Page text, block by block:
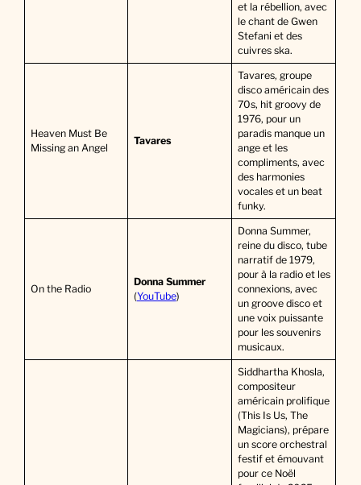
et la rébellion, avec
le chant de Gwen
Stefani et des
cuivres ska.
Heaven Must Be
Missing an Angel
Tavares
Tavares, groupe
disco américain des
70s, hit groovy de
1976, pour un
paradis manque un
ange et les
compliments, avec
des harmonies
vocales et un beat
funky.
On the Radio
Donna Summer
(YouTube)
Donna Summer,
reine du disco, tube
narratif de 1979,
pour à la radio et les
connexions, avec
un groove disco et
une voix puissante
pour les souvenirs
musicaux.
Siddhartha Khosla,
compositeur
américain prolifique
(This Is Us, The
Magicians), prépare
un score orchestral
festif et émouvant
pour ce Noël